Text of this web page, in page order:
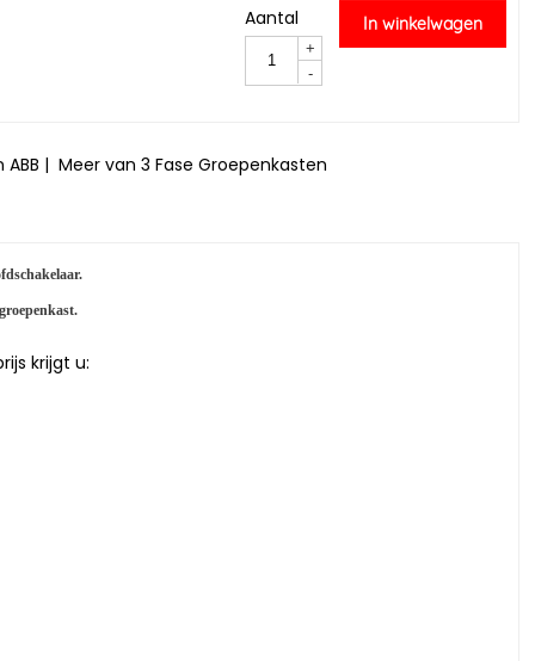
Aantal
+
-
In winkelwagen
| Meer van 3 Fase Groepenkasten
krijgt u: